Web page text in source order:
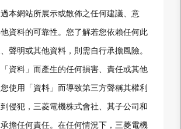
本網站所展示或散佈之任何建議、意
資料的可靠性。您了解若您依賴任何此
聲明或其他資料，則需自行承擔風險。
資料」而產生的任何損害、責任或其他
使用「資料」而導致第三方聲稱其權利
侵犯，三菱電機株式會社、其子公司和
擔任何責任。在任何情況下，三菱電機